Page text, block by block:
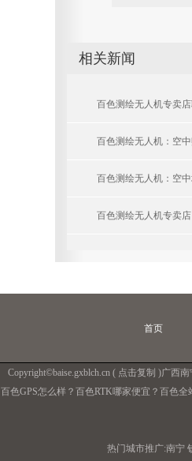
相关新闻
百色测绘无人机专卖
百色测绘无人机：空
百色测绘无人机：空
百色测绘无人机专卖
首页
Copyright©baise.gxblch.cn ( 点击复制 )广西南
百色GPS怎么样？百色RTK哪家便宜？百色
热门城市推广:南宁